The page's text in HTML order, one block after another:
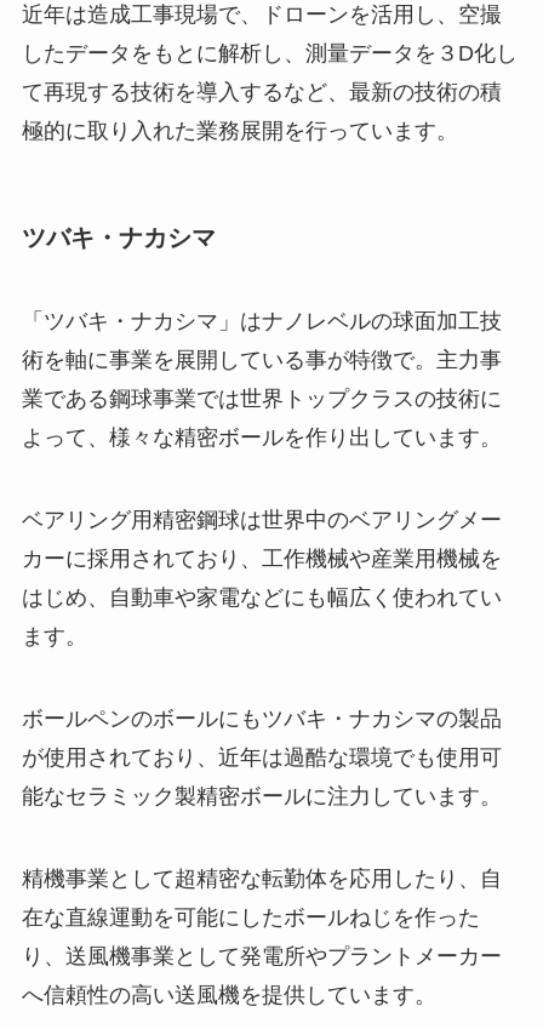
近年は造成工事現場で、ドローンを活用し、空撮
したデータをもとに解析し、測量データを３D化し
て再現する技術を導入するなど、最新の技術の積
極的に取り入れた業務展開を行っています。
ツバキ・ナカシマ
「ツバキ・ナカシマ」はナノレベルの球面加工技
術を軸に事業を展開している事が特徴で。主力事
業である鋼球事業では世界トップクラスの技術に
よって、様々な精密ボールを作り出しています。
ベアリング用精密鋼球は世界中のベアリングメー
カーに採用されており、工作機械や産業用機械を
はじめ、自動車や家電などにも幅広く使われてい
ます。
ボールペンのボールにもツバキ・ナカシマの製品
が使用されており、近年は過酷な環境でも使用可
能なセラミック製精密ボールに注力しています。
精機事業として超精密な転勤体を応用したり、自
在な直線運動を可能にしたボールねじを作った
り、送風機事業として発電所やプラントメーカー
へ信頼性の高い送風機を提供しています。